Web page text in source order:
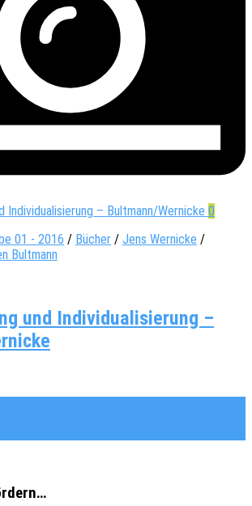
0
01 - 2016 / Bücher / Jens Wernicke /
Bultmann
und Indi­vi­dua­li­sie­rung –